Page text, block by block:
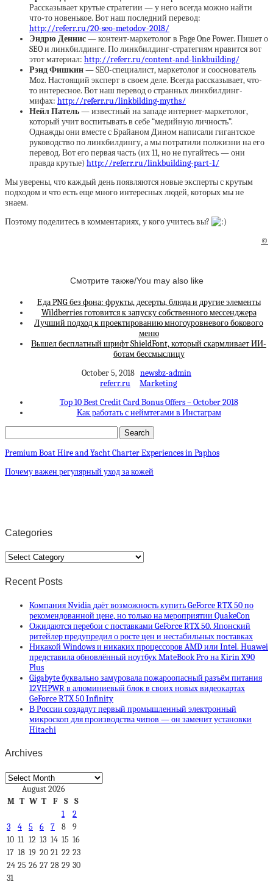
Рассказывает крутые стратегии — у него всегда можно найти
что-то новенькое. Вот наш последний перевод:
http://referr.ru/20-seo-metodov-2018/
Эндрю Деннис— контент-маркетолог в Page One Power. Пишет о
SEO и линкбилдинге. По линкбилдинг-стратегиям нравится вот
этот материал: http://referr.ru/content-and-linkbuilding/
Рэнд Фишкин— SEO-специалист, маркетолог и сооснователь
Moz. Настоящий эксперт в своем деле. Всегда рассказывает, что-
то интересное. Вот наш перевод о странных линкбилдинг-
мифах: http://referr.ru/linkbilding-myths/
Нейл Патель— известный на западе интернет-маркетолог,
который учит воспитывать в себе “медийную личность”.
Однажды они вместе с Брайаном Дином написали гигантское
руководство по линкбилдингу, а мы потратили полжизни на его
перевод. Вот его первая часть (их 11, но не пугайтесь — они
правда крутые) http://referr.ru/linkbuilding-part-1/
Мы уверены, что каждый день появляются новые эксперты с крутым
подходом и что есть еще много интересных людей, которых мы не
знаем.
Поэтому поделитесь в комментариях, у кого учитесь вы?
©
Смотрите также/You may also like
Еда PNG без фона: фрукты, десерты, блюда и другие элементы
Wildberries готовится к запуску собственного мессенджера
Лучший подход к проектированию многоуровневого бокового
меню
Вышел бесплатный шрифт ShieldFont, который скармливает ИИ-
ботам бессмыслицу
October 5, 2018 newsbz-admin
referr.ru
Marketing
Top 10 Best Credit Card Bonus Offers – October 2018
Как работать с неймтегами в Инстаграм
Premium Boat Hire and Yacht Charter Experiences in Paphos
Почему важен регулярный уход за кожей
Categories
Categories
Recent Posts
Компания Nvidia даёт возможность купить GeForce RTX 50 по
рекомендованной цене, но только на мероприятии QuakeCon
Ожидаются перебои с поставками GeForce RTX 50. Японский
ритейлер предупредил о росте цен и нестабильных поставках
Никакой Windows и никаких процессоров AMD или Intel. Huawei
представила обновлённый ноутбук MateBook Pro на Kirin X90
Plus
Gigabyte буквально замуровала пожароопасный разъём питания
12VHPWR в алюминиевый блок в своих новых видеокартах
GeForce RTX 50 Infinity
В России создадут первый промышленный электронный
микроскоп для производства чипов — он заменит установки
Hitachi
Archives
Archives
August 2026
M T W T F S
S
1
2
3
4 5 6 7 8
9
10 11 12 13 14 15 16
17 18 19 20 21 22 23
24 25 26 27 28 29 30
31